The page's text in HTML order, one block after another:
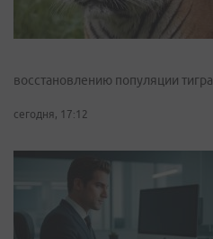
восстановлению популяции тигра
сегодня, 17:12